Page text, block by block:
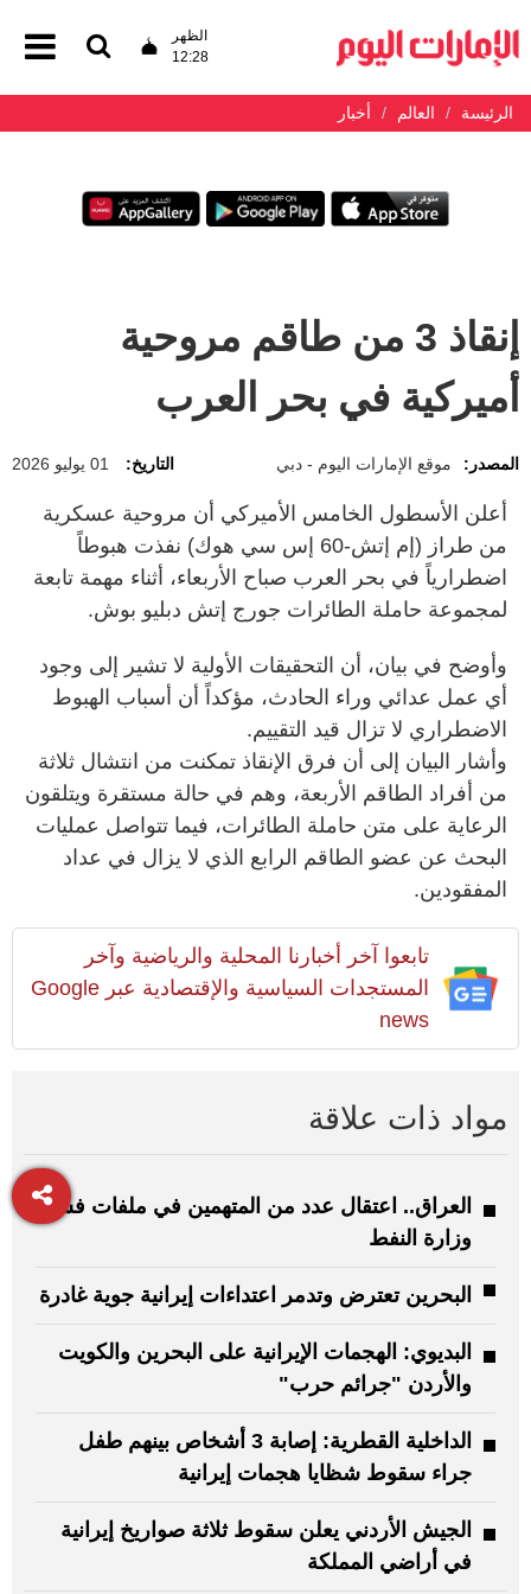
الظهر
12:28
الرئيسة العالم أخبار
إنقاذ 3 من طاقم مروحية
أميركية في بحر العرب
المصدر: موقع الإمارات اليوم - دبي التاريخ: 01 يوليو 2026
أعلن الأسطول الخامس الأميركي أن مروحية عسكرية
من طراز (إم إتش-60 إس سي هوك) نفذت هبوطاً
اضطرارياً في بحر العرب صباح الأربعاء، أثناء مهمة تابعة
لمجموعة حاملة الطائرات جورج إتش دبليو بوش.
وأوضح في بيان، أن التحقيقات الأولية لا تشير إلى وجود
أي عمل عدائي وراء الحادث، مؤكداً أن أسباب الهبوط
الاضطراري لا تزال قيد التقييم.
وأشار البيان إلى أن فرق الإنقاذ تمكنت من انتشال ثلاثة
من أفراد الطاقم الأربعة، وهم في حالة مستقرة ويتلقون
الرعاية على متن حاملة الطائرات، فيما تتواصل عمليات
البحث عن عضو الطاقم الرابع الذي لا يزال في عداد
المفقودين.
تابعوا آخر أخبارنا المحلية والرياضية وآخر
المستجدات السياسية والإقتصادية عبر Google
news
مواد ذات علاقة
العراق.. اعتقال عدد من المتهمين في ملفات فساد
وزارة النفط
البحرين تعترض وتدمر اعتداءات إيرانية جوية غادرة
البديوي: الهجمات الإيرانية على البحرين والكويت
والأردن "جرائم حرب"
الداخلية القطرية: إصابة 3 أشخاص بينهم طفل
جراء سقوط شظايا هجمات إيرانية
الجيش الأردني يعلن سقوط ثلاثة صواريخ إيرانية
في أراضي المملكة